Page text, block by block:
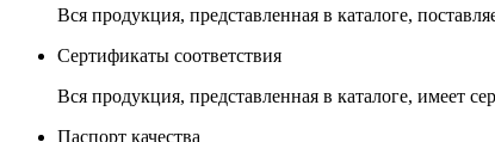
Вся продукция, представленная в каталоге,
Сертификаты соответствия
Вся продукция, представленная в каталоге, имеет
Паспорт качества